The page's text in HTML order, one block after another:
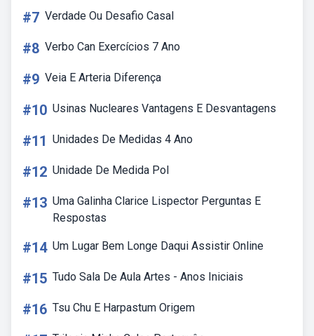
#7 Verdade Ou Desafio Casal
#8 Verbo Can Exercícios 7 Ano
#9 Veia E Arteria Diferença
#10 Usinas Nucleares Vantagens E Desvantagens
#11 Unidades De Medidas 4 Ano
#12 Unidade De Medida Pol
#13 Uma Galinha Clarice Lispector Perguntas E
Respostas
#14 Um Lugar Bem Longe Daqui Assistir Online
#15 Tudo Sala De Aula Artes - Anos Iniciais
#16 Tsu Chu E Harpastum Origem